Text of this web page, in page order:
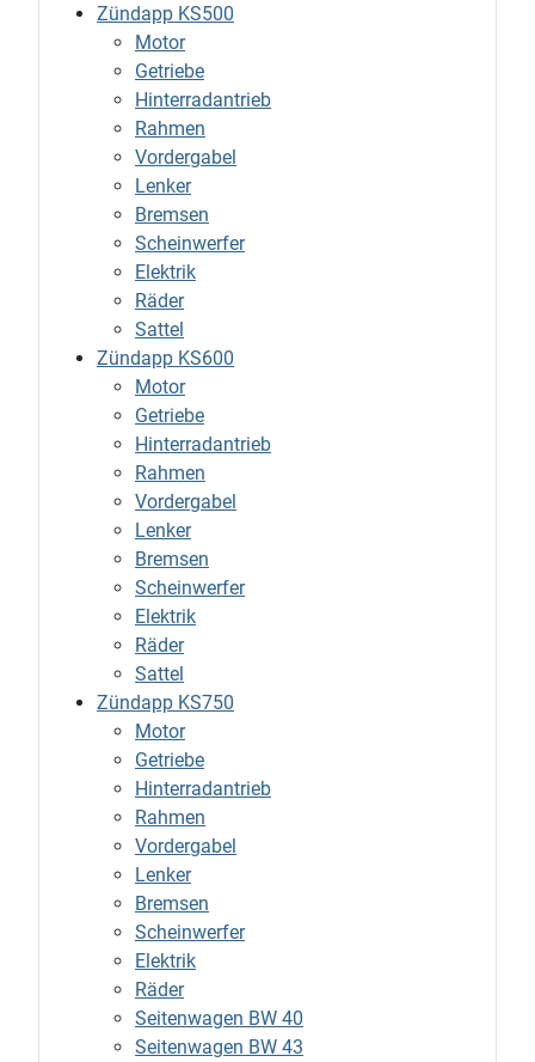
Zündapp KS500
Motor
Getriebe
Hinterradantrieb
Rahmen
Vordergabel
Lenker
Bremsen
Scheinwerfer
Elektrik
Räder
Sattel
Zündapp KS600
Motor
Getriebe
Hinterradantrieb
Rahmen
Vordergabel
Lenker
Bremsen
Scheinwerfer
Elektrik
Räder
Sattel
Zündapp KS750
Motor
Getriebe
Hinterradantrieb
Rahmen
Vordergabel
Lenker
Bremsen
Scheinwerfer
Elektrik
Räder
Seitenwagen BW 40
Seitenwagen BW 43